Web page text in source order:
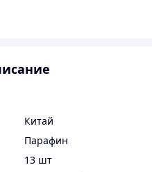
Китай
Парафин
13 шт